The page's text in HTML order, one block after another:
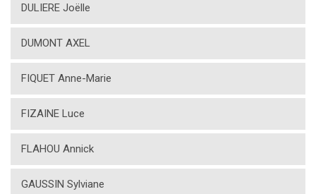
DULIERE Joëlle
DUMONT AXEL
FIQUET Anne-Marie
FIZAINE Luce
FLAHOU Annick
GAUSSIN Sylviane